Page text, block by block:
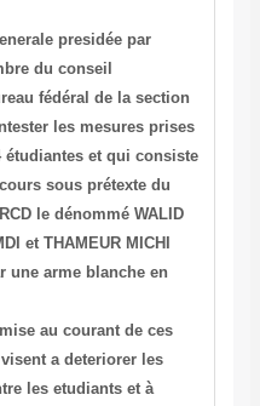
presidée par
du conseil
fédéral de la section
les mesures prises
étudiantes et qui consiste
sous prétexte du
le dénommé WALID
et THAMEUR MICHI
une arme blanche en
au courant de ces
a deteriorer les
les etudiants et à